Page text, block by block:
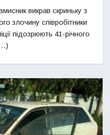
викрав скриньку з
злочину співробітники
підозрюють 41-річного